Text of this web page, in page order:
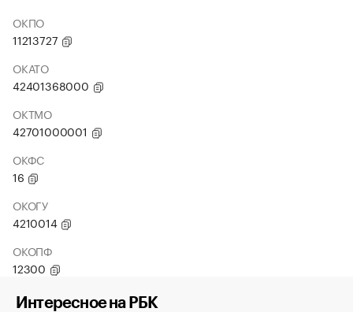
ОКПО
11213727
ОКАТО
42401368000
ОКТМО
42701000001
ОКФС
16
ОКОГУ
4210014
ОКОПФ
12300
Интересное на РБК